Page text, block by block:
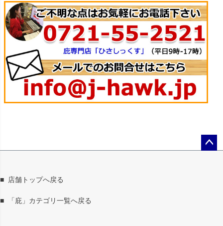
■ 店舗トップへ戻る
■ 「庇」カテゴリ一覧へ戻る